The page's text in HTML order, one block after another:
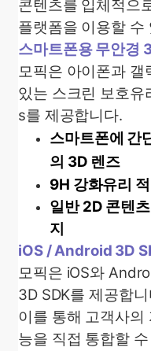
콘텐츠를 입체적으
플랫폼을 이용할 수
스마트폰용 무안경
모픽은 아이폰과 갤
있는 스크린 보호
s를 제공합니다.
스마트폰에 간
의 3D 렌즈
9H 강화유리
일반 2D 콘텐
지
iOS / Android 3D
모픽은 iOS와
3D SDK를 제공합니
이를 통해 고객사의
능을 직접 통합할